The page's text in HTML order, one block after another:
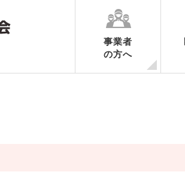
事業者
の方へ